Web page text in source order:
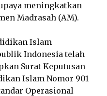
meningkatkan
Madrasah (AM).
Islam
Indonesia telah
Surat Keputusan
Islam Nomor 901
Operasional